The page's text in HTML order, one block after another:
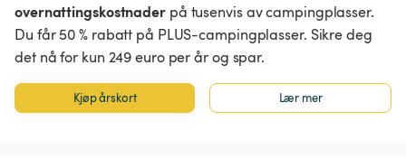
overnattingskostnaderpå tusenvis av campingplasser.
Du får 50 % rabatt på PLUS-campingplasser. Sikre deg
det nå for kun 249 euro per år og spar.
Kjøp årskort Lær mer